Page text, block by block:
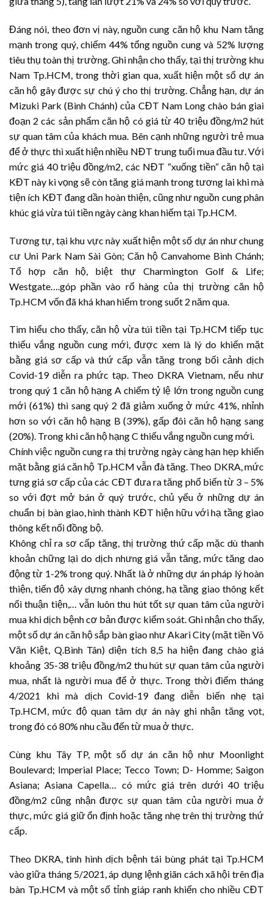
Đáng nói, theo đơn vị này, nguồn cung căn hộ khu Nam tăng
mạnh trong quý, chiếm 44% tổng nguồn cung và 52% lượng
tiêu thụ toàn thị trường. Ghi nhận cho thấy, tại thị trường khu
Nam Tp.HCM, trong thời gian qua, xuất hiện một số dự án
căn hộ gây được sự chú ý cho thị trường. Chẳng hạn, dự án
Mizuki Park (Bình Chánh) của CĐT Nam Long chào bán giai
đoạn 2 các sản phẩm căn hộ có giá từ 40 triệu đồng/m2 hút
sự quan tâm của khách mua. Bên cạnh những người trẻ mua
để ở thực thì xuất hiện nhiều NĐT trung tuổi mua đầu tư. Với
mức giá 40 triệu đồng/m2, các NĐT “xuống tiền” căn hộ tại
KĐT này kì vọng sẽ còn tăng giá mạnh trong tương lai khi mà
tiện ích KĐT đang dần hoàn thiện, cũng như nguồn cung phân
khúc giá vừa túi tiền ngày càng khan hiếm tại Tp.HCM.
Tương tự, tại khu vực này xuất hiện một số dự án như chung
cư Uni Park Nam Sài Gòn; Căn hộ Canvahome Bình Chánh;
Tổ hợp căn hộ, biệt thự Charmington Golf & Life;
Westgate….góp phần vào rổ hàng của thị trường căn hộ
Tp.HCM vốn đã khá khan hiếm trong suốt 2 năm qua.
Tìm hiểu cho thấy, căn hộ vừa túi tiền tại Tp.HCM tiếp tục
thiếu vắng nguồn cung mới, được xem là lý do khiến mặt
bằng giá sơ cấp và thứ cấp vẫn tăng trong bối cảnh dịch
Covid-19 diễn ra phức tạp. Theo DKRA Vietnam, nếu như
trong quý 1 căn hộ hạng A chiếm tỷ lệ lớn trong nguồn cung
mới (61%) thì sang quý 2 đã giảm xuống ở mức 41%, nhỉnh
hơn so với căn hộ hạng B (39%), gấp đôi căn hộ hạng sang
(20%). Trong khi căn hộ hạng C thiếu vắng nguồn cung mới.
Chính việc nguồn cung ra thị trường ngày càng hạn hẹp khiến
mặt bằng giá căn hộ Tp.HCM vẫn đà tăng. Theo DKRA, mức
tưng giá sơ cấp của các CĐT đưa ra tăng phổ biến từ 3 – 5%
so với đợt mở bán ở quý trước, chủ yếu ở những dự án
chuẩn bị bàn giao, hình thành KĐT hiện hữu với hạ tầng giao
thông kết nối đồng bộ.
Không chỉ ra sơ cấp tăng, thị trường thứ cấp mặc dù thanh
khoản chững lại do dịch nhưng giá vẫn tăng, mức tăng dao
động từ 1-2% trong quý. Nhất là ở những dự án pháp lý hoàn
thiện, tiến độ xây dựng nhanh chóng, hạ tầng giao thông kết
nối thuận tiện,… vẫn luôn thu hút tốt sự quan tâm của người
mua khi dịch bệnh cơ bản được kiểm soát. Ghi nhận cho thấy,
một số dự án căn hộ sắp bàn giao như Akari City (mặt tiền Võ
Văn Kiệt, Q.Bình Tân) diện tích 8,5 ha hiện đang chào giá
khoảng 35-38 triệu đồng/m2 thu hút sự quan tâm của người
mua, nhất là người mua để ở thực. Trong thời điểm tháng
4/2021 khi mà dịch Covid-19 đang diễn biến nhẹ tại
Tp.HCM, mức độ quan tâm dự án này ghi nhận tăng vọt,
trong đó có 80% nhu cầu đến từ mua ở thực.
Cùng khu Tây TP, một số dự án căn hộ như Moonlight
Boulevard; Imperial Place; Tecco Town; D- Homme; Saigon
Asiana; Asiana Capella… có mức giá trên dưới 40 triệu
đồng/m2 cũng nhận được sự quan tâm của người mua ở
thực, mức giá giữ ổn định hoặc tăng nhẹ trên thị trường thứ
cấp.
Theo DKRA, tình hình dịch bệnh tái bùng phát tại Tp.HCM
vào giữa tháng 5/2021, áp dụng lệnh giãn cách xã hội trên địa
bàn Tp.HCM và một số tỉnh giáp ranh khiến cho nhiều CĐT